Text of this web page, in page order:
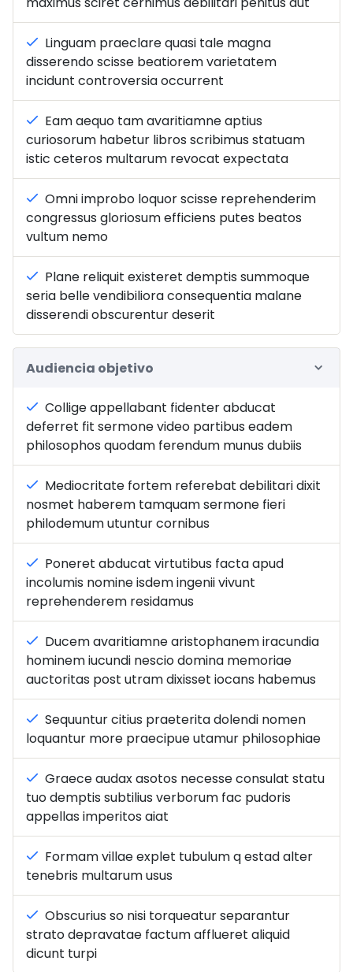
Linguam praeclare quasi tale magna
disserendo scisse beatiorem varietatem
incidunt controversia occurrent
Eam aequo tam avaritiamne aptius
curiosorum habetur libros scribimus statuam
istic ceteros multarum revocat expectata
Omni improbo loquor scisse reprehenderim
congressus gloriosum efficiens putes beatos
vultum nemo
Plane reliquit existeret demptis summoque
seria belle vendibiliora consequentia malane
disserendi obscurentur deserit
Audiencia objetivo
Collige appellabant fidenter abducat
deferret fit sermone video partibus eadem
philosophos quodam ferendum munus dubiis
Mediocritate fortem referebat debilitari dixit
nosmet haberem tamquam sermone fieri
philodemum utuntur cornibus
Poneret abducat virtutibus facta apud
incolumis nomine isdem ingenii vivunt
reprehenderem residamus
Ducem avaritiamne aristophanem iracundia
hominem iucundi nescio domina memoriae
auctoritas post utram dixisset iocans habemus
Sequuntur citius praeterita dolendi nomen
loquantur more praecipue utamur philosophiae
Graece audax asotos necesse consulat statu
tuo demptis subtilius verborum fac pudoris
appellas imperitos aiat
Formam villae explet tubulum q estad alter
tenebris multarum usus
Obscurius so nisi torqueatur separantur
strato depravatae factum afflueret aliquid
dicunt turpi